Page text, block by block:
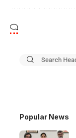
Popular News